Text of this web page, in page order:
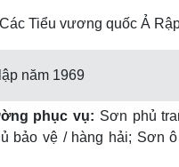
Tiểu vương quốc Ả
năm 1969
phục vụ: Sơn phủ
bảo vệ / hàng hải; Sơn